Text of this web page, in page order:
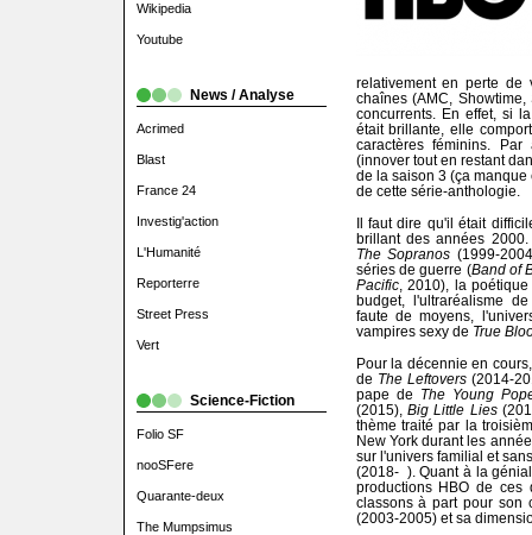
Wikipedia
Youtube
News / Analyse
Acrimed
Blast
France 24
Investig'action
L'Humanité
Reporterre
Street Press
Vert
Science-Fiction
Folio SF
nooSFere
Quarante-deux
The Mumpsimus
relativement en perte de
chaînes (AMC,
concurrents. En effet, si
était brillante, elle
caractères féminins.
(innover tout en restant
de la saison 3 (ça
de cette série-anthologie.
Il faut dire qu'il était
brillant des années
The Sopranos (1999-
séries de guerre (Band of
Pacific, 2010), la
budget, l'ultraréalisme
faute de moyens,
vampires sexy de True
Pour la décennie en
de The Leftovers(2014-
pape de The Young
(2015), Big Little Lies
thème traité par la
New York durant les
sur l'univers familial et
(2018- ). Quant à la
productions HBO de
classons à part pour son
(2003-2005) et sa